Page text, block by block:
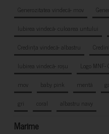
Generozitatea vindecă- mov
Iubirea vindecă- culoarea untului
Credința vindecă- albastru
Iubirea vindecă- roșu
Logo MNF-
mov
baby pink mentă
gri
coral albastru navy
Marime